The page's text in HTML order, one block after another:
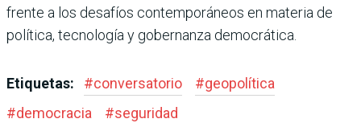
frente a los desafíos contemporáneos en materia de
política, tecnología y gobernanza democrática.
Etiquetas: #conversatorio #geopolítica
#democracia #seguridad